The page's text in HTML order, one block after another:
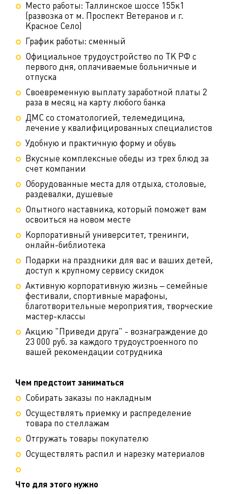
Место работы: Таллинское шоссе 155к1
(развозка от м. Проспект Ветеранов и г.
Красное Село)
График работы: сменный
Официальное трудоустройство по ТК РФ с
первого дня, оплачиваемые больничные и
отпуска
Своевременную выплату заработной платы 2
раза в месяц на карту любого банка
ДМС со стоматологией, телемедицина,
лечение у квалифицированных специалистов
Удобную и практичную форму и обувь
Вкусные комплексные обеды из трех блюд за
счет компании
Оборудованные места для отдыха, столовые,
раздевалки, душевые
Опытного наставника, который поможет вам
освоиться на новом месте
Корпоративный университет, тренинги,
онлайн-библиотека
Подарки на праздники для вас и ваших детей,
доступ к крупному сервису скидок
Активную корпоративную жизнь – семейные
фестивали, спортивные марафоны,
благотворительные мероприятия, творческие
мастер-классы
Акцию "Приведи друга" - вознаграждение до
23 000 руб. за каждого трудоустроенного по
вашей рекомендации сотрудника
Чем предстоит заниматься
Собирать заказы по накладным
Осуществлять приемку и распределение
товара по стеллажам
Отгружать товары покупателю
Осуществлять распил и нарезку материалов
Что для этого нужно